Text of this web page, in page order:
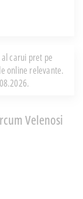
carui pret pe
online relevante.
Velenosi